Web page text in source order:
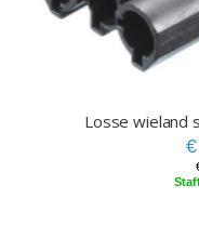
Losse wieland